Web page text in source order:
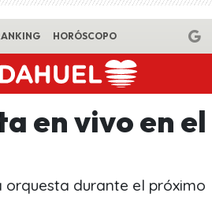
HORÓSCOPO
en vivo en el
durante el próximo